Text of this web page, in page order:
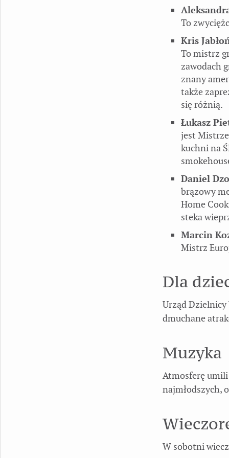
To
Kris
To mistrz
zawodach
znany
także
się różnią.
Łukasz
jest
kuchni na
Daniel
brązowy
Home
steka
Marcin
Mistrz
Dla
Urząd
dmuchane
Muzyka
Atmosferę
najmłodszych,
W sobotni